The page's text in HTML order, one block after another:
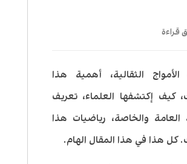
الثقالية، أهمية هذا
كيف إكتشفها العلماء، تعريف
العامة والخاصة، رياضيات هذا
كل هذا في هذا المقال الهام.